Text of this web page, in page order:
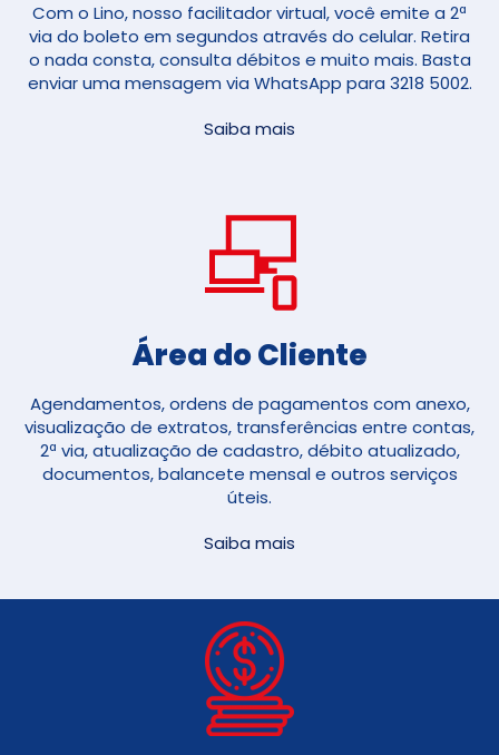
Com o Lino, nosso facilitador virtual, você emite a 2ª
via do boleto em segundos através do celular. Retira
o nada consta, consulta débitos e muito mais. Basta
enviar uma mensagem via WhatsApp para 3218 5002.
Saiba mais
Área do Cliente
Agendamentos, ordens de pagamentos com anexo,
visualização de extratos, transferências entre contas,
2ª via, atualização de cadastro, débito atualizado,
documentos, balancete mensal e outros serviços
úteis.
Saiba mais